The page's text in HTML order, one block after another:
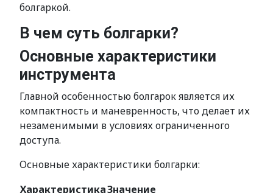
болгаркой.
В чем суть болгарки?
Основные характеристики
инструмента
Главной особенностью болгарок является их
компактность и маневренность, что делает их
незаменимыми в условиях ограниченного
доступа.
Основные характеристики болгарки:
ХарактеристикаЗначение